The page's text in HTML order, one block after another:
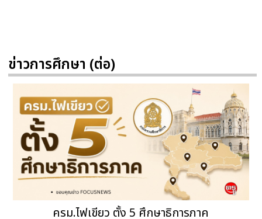
ข่าวการศึกษา (ต่อ)
ครม.ไฟเขียว ตั้ง 5 ศึกษาธิการภาค